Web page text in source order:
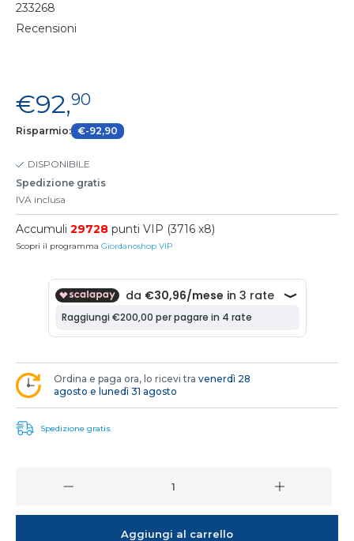
233268
Recensioni
€92,90
Risparmio: €-92,90
DISPONIBILE
Spedizione gratis
IVA inclusa
Accumuli 29728 punti VIP (3716 x8)
Scopri il programma Giordanoshop VIP
Ordina e paga ora, lo ricevi tra venerdì 28
agosto e lunedì 31 agosto
Spedizione gratis
Aggiungi al carrello